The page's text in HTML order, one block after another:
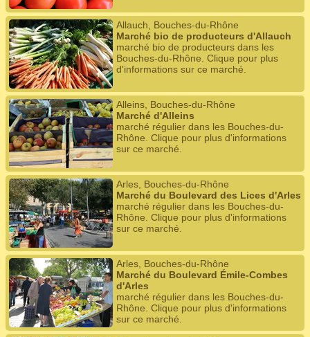
Allauch, Bouches-du-Rhône
Marché bio de producteurs d'Allauch
marché bio de producteurs dans les
Bouches-du-Rhône. Clique pour plus
d'informations sur ce marché.
Alleins, Bouches-du-Rhône
Marché d'Alleins
marché régulier dans les Bouches-du-
Rhône. Clique pour plus d'informations
sur ce marché.
Arles, Bouches-du-Rhône
Marché du Boulevard des Lices d'Arles
marché régulier dans les Bouches-du-
Rhône. Clique pour plus d'informations
sur ce marché.
Arles, Bouches-du-Rhône
Marché du Boulevard Émile-Combes
d'Arles
marché régulier dans les Bouches-du-
Rhône. Clique pour plus d'informations
sur ce marché.